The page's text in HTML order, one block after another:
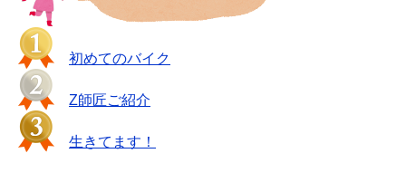
初めてのバイク
Z師匠ご紹介
生きてます！